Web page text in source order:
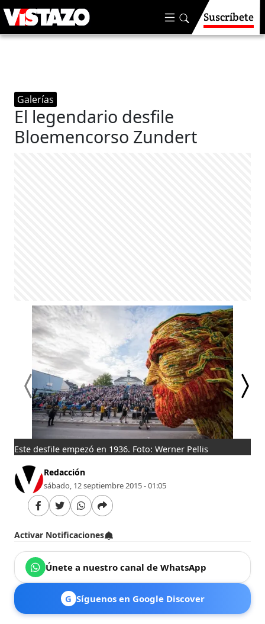
Suscríbete
Galerías
El legendario desfile
Bloemencorso Zundert
Este desfile empezó en 1936. Foto: Werner Pellis
Redacción
sábado, 12 septiembre 2015 - 01:05
Activar Notificaciones
Únete a nuestro canal de WhatsApp
G Síguenos en Google Discover